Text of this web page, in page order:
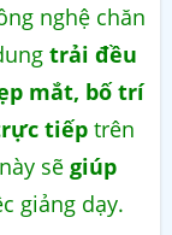
nghệ chăn
trải đều
mắt, bố trí
tiếp trên
sẽ giúp
giảng dạy.